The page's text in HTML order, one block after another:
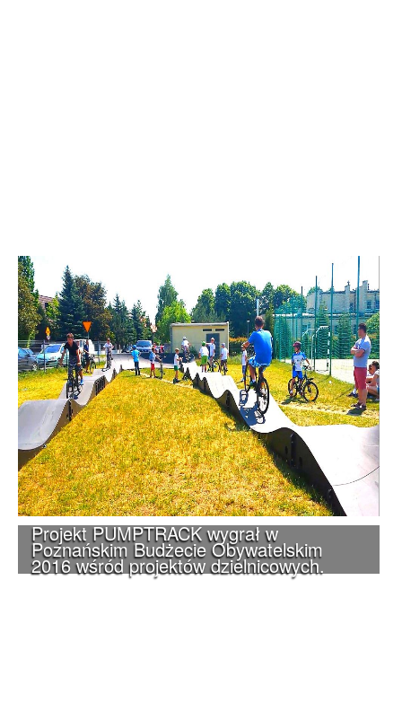
Projekt PUMPTRACK wygrał w
Poznańskim Budżecie Obywatelskim
2016 wśród projektów dzielnicowych.